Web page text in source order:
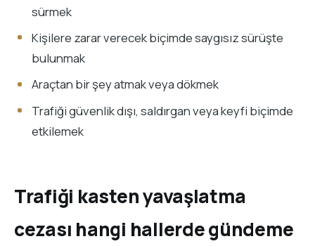
sürmek
Kişilere zarar verecek biçimde saygısız sürüşte
bulunmak
Araçtan bir şey atmak veya dökmek
Trafiği güvenlik dışı, saldırgan veya keyfi biçimde
etkilemek
Trafiği kasten yavaşlatma
cezası hangi hallerde gündeme